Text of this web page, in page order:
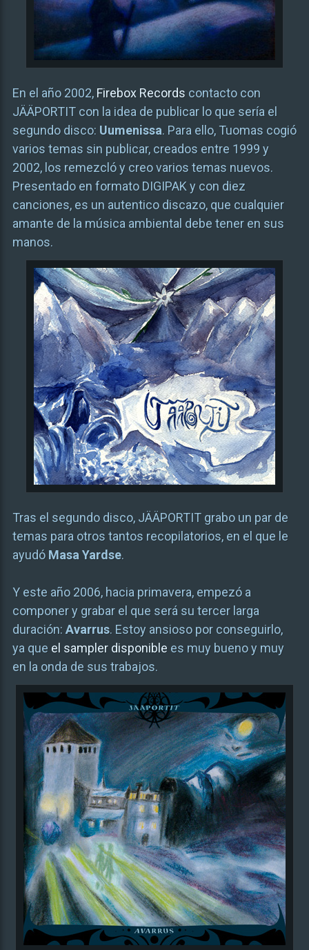
En el año 2002, Firebox Records contacto con
JÄÄPORTIT con la idea de publicar lo que sería el
segundo disco: Uumenissa. Para ello, Tuomas cogió
varios temas sin publicar, creados entre 1999 y
2002, los remezcló y creo varios temas nuevos.
Presentado en formato DIGIPAK y con diez
canciones, es un autentico discazo, que cualquier
amante de la música ambiental debe tener en sus
manos.
Tras el segundo disco, JÄÄPORTIT grabo un par de
temas para otros tantos recopilatorios, en el que le
ayudó Masa Yardse.
Y este año 2006, hacia primavera, empezó a
componer y grabar el que será su tercer larga
duración: Avarrus. Estoy ansioso por conseguirlo,
ya que el sampler disponible es muy bueno y muy
en la onda de sus trabajos.